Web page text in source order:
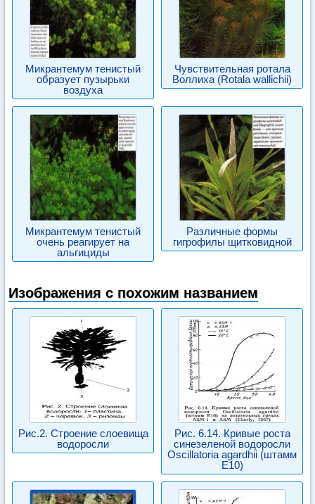
Микрантемум тенистый
образует пузырьки
воздуха
Чувствительная ротала
Воллиха (Rotala wallichii)
Микрантемум тенистый
очень реагирует на
альгициды
Различные формы
гигрофилы щитковидной
Изображения с похожим названием
Рис.2. Строение слоевища
водоросли
Рис. 6.14. Кривые роста
синезеленой водоросли
Oscillatoria agardhii (штамм
E10)